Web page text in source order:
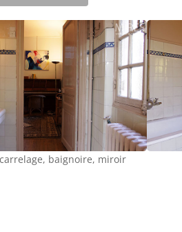
baignoire, miroir